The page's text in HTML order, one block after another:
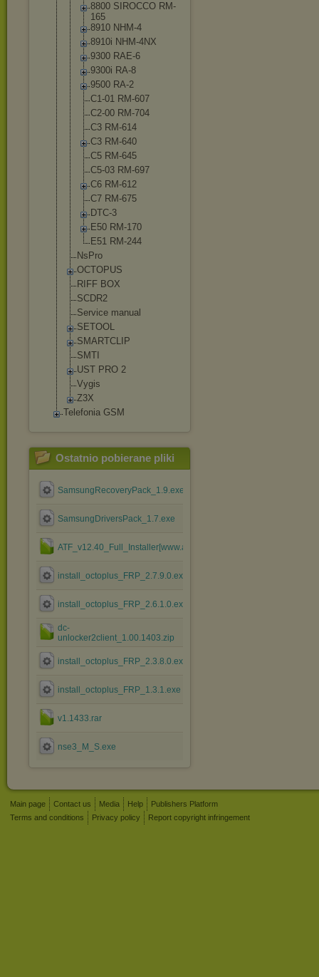
8800 SIROCCO RM-
165
8910 NHM-4
8910i NHM-4NX
9300 RAE-6
9300i RA-8
9500 RA-2
C1-01 RM-607
C2-00 RM-704
C3 RM-614
C3 RM-640
C5 RM-645
C5-03 RM-697
C6 RM-612
C7 RM-675
DTC-3
E50 RM-170
E51 RM-244
NsPro
OCTOPUS
RIFF BOX
SCDR2
Service manual
SETOOL
SMARTCLIP
SMTI
UST PRO 2
Vygis
Z3X
Telefonia GSM
Ostatnio pobierane pliki
SamsungRecoveryPack_1.9.exe
SamsungDriversPack_1.7.exe
ATF_v12.40_Full_Installer[www.atfsupport.com].rar
install_octoplus_FRP_2.7.9.0.exe
install_octoplus_FRP_2.6.1.0.exe
dc-
unlocker2client_1.00.1403.zip
install_octoplus_FRP_2.3.8.0.exe
install_octoplus_FRP_1.3.1.exe
v1.1433.rar
nse3_M_S.exe
Main page Contact us Media Help
Publishers Platform
Terms and conditions
Privacy policy Report copyright infringement